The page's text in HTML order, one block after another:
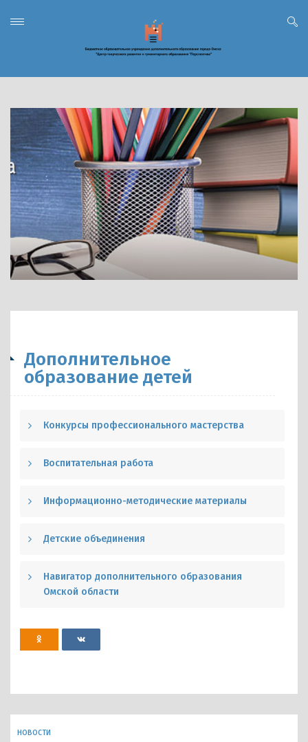
Дополнительное
образование детей
Конкурсы профессионального мастерства
Воспитательная работа
Информационно-методические материалы
Детские объединения
Навигатор дополнительного образования
Омской области
НОВОСТИ